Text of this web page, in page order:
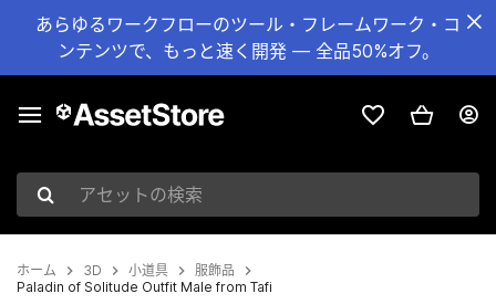
あらゆるワークフローのツール・フレームワーク・コ
ンテンツで、もっと速く開発 — 全品50%オフ。
アセットの検索
ホーム 3D 小道具
服飾品
Paladin of Solitude Outfit Male from Tafi